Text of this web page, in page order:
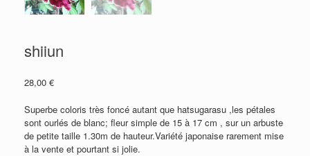
shiiun
28,00 €
Superbe coloris très foncé autant que hatsugarasu ,les pétales
sont ourlés de blanc; fleur simple de 15 à 17 cm , sur un arbuste
de petite taille 1.30m de hauteur.Variété japonaise rarement mise
à la vente et pourtant si jolie.